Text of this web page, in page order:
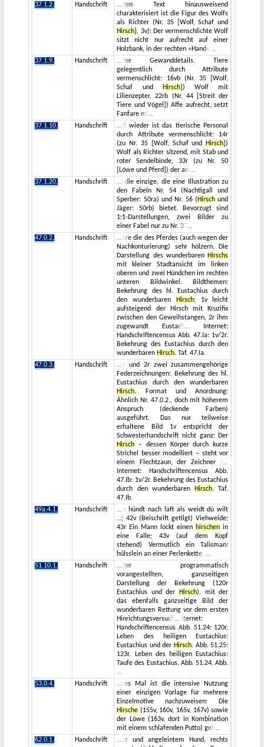
37.1.2.
Handschrift
den Text hinausweisend
charakterisiert ist die Figur des Wolfs
als Richter (Nr. 35 [Wolf, Schaf und
Hirsch ], 3v): Der vermenschlichte Wolf
sitzt nicht nur aufrecht auf einer
Holzbank, in der rechten »Hand«
37.1.9.
Handschrift
der Gewanddetails. Tiere
gelegentlich durch Attribute
vermenschlicht: 16vb (Nr. 35 [Wolf,
Schaf und
Hirsch]) Wolf mit
Lilienzepter, 22rb (Nr. 44 [Streit der
Tiere und Vögel]) Affe aufrecht, setzt
Fanfare mi
37.1.10.
Handschrift
d wieder ist das tierische Personal
durch Attribute vermenschlicht: 14r
(zu Nr. 35 [Wolf, Schaf und
Hirsch ])
Wolf als Richter sitzend, mit Stab und
roter Sendelbinde, 33r (zu Nr. 50
[Löwe und Pferd]) der am
37.1.20.
Handschrift
die einzige, die eine Illustration zu
den Fabeln Nr. 54 (Nachtigall und
Sperber: 50ra) und Nr. 56 ( Hirschund
Jäger: 50rb) bietet. Bevorzugt sind
1:1-Darstellungen, zwei Bilder zu
einer Fabel nur zu Nr. 37
47.0.2.
Handschrift
ere die des Pferdes (auch wegen der
Nachkonturierung) sehr hölzern. Die
Darstellung des wunderbaren Hirschs
mit kleiner Stadtansicht im linken
oberen und zwei Hündchen im rechten
unteren Bildwinkel. Bildthemen:
Bekehrung des hl. Eustachius durch
den wunderbaren
Hirsch; 1v leicht
aufsteigend der Hirsch mit Kruzifix
zwischen den Geweihstangen, 2r ihm
zugewandt Eustach
Internet:
Handschriftencensus Abb. 47.Ia: 1v/2r.
Bekehrung des Eustachius durch den
wunderbaren Hirsch. Taf. 47.Ia.
47.0.3.
Handschrift
v und 2r zwei zusammengehörige
Federzeichnungen: Bekehrung des hl.
Eustachius durch den wunderbaren
Hirsch. Format und Anordnung:
Ähnlich Nr. 47.0.2., doch mit höherem
Anspruch (deckende Farben)
ausgeführt. Das nur teilweise
erhaltene Bild 1v entspricht der
Schwesterhandschrift nicht ganz: Der
Hirsch – dessen Körper durch kurze
Strichel besser modelliert – steht vor
einem Flechtzaun, der Zeichner v
Internet: Handschriftencensus Abb.
47.Ib: 1v/2r. Bekehrung des Eustachius
durch den wunderbaren
Hirsch. Taf.
47.Ib.
49a.4.1.
Handschrift
n húndt nach laft als weidt dú wilt
…; 42v (Beischrift getilgt) Viehweide;
43r Ein Mann lockt einen hirschen in
eine Falle; 43v (auf dem Kopf
stehend) Vermutlich ein Talisman:
húlsslein an einer Perlenkette,
51.10.1.
Handschrift
der programmatisch
vorangestellten, ganzseitigen
Darstellung der Bekehrung (120r
Eustachius und der
Hirsch), mit der
das ebenfalls ganzseitige Bild der
wunderbaren Rettung vor dem ersten
Hinrichtungsversuch
nternet:
Handschriftencensus Abb. 51.24: 120r.
Leben des heiligen Eustachius:
Eustachius und der Hirsch. Abb. 51.25:
123r. Leben des heiligen Eustachius:
Taufe des Eustachius. Abb. 51.24. Abb.
53.0.4. Handschrift
res Mal ist die intensive Nutzung
einer einzigen Vorlage für mehrere
Einzelmotive nachzuweisen: Die
Hirsche (155v, 160v, 165v, 167v) sowie
der Löwe (163v, dort in Kombination
mit einem schlafenden Putto) geh
62.0.1.
Handschrift
er und angeleintem Hund, rechts